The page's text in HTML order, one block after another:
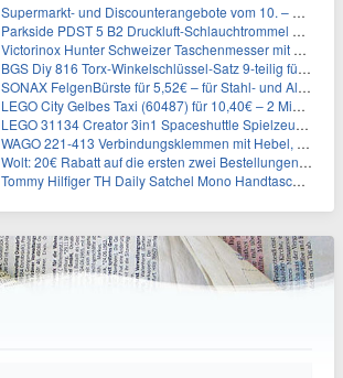
Supermarkt- und Discounterangebote vom 10. – 15.08.2026
Parkside PDST 5 B2 Druckluft-Schlauchtrommel mit 10 m Schlauch für 25,94€
Victorinox Hunter Schweizer Taschenmesser mit 12 Funktionen für 43,99€
BGS Diy 816 Torx-Winkelschlüssel-Satz 9-teilig für 6,45€
SONAX FelgenBürste für 5,52€ – für Stahl- und Alufelgen
LEGO City Gelbes Taxi (60487) für 10,40€ – 2 Minifiguren
LEGO 31134 Creator 3in1 Spaceshuttle Spielzeug für 6,39€
WAGO 221-413 Verbindungsklemmen mit Hebel, 50 Stück für 14,99€
Wolt: 20€ Rabatt auf die ersten zwei Bestellungen für Neukunden
Tommy Hilfiger TH Daily Satchel Mono Handtasche für 73,97€